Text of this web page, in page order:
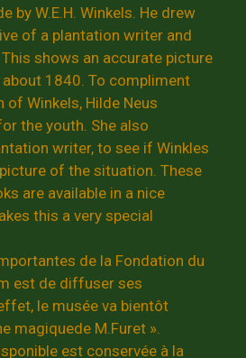
by W.E.H. Winkels. He drew
of a plantation writer and
shows an accurate picture
1840. To compliment
Winkels, Hilde Neus
the youth. She also
writer, to see if Winkles
of the situation. These
are available in a nice
this a very special
de la Fondation du
est de diffuser ses
le musée va bientôt
magiquede M.Furet ».
est conservée à la